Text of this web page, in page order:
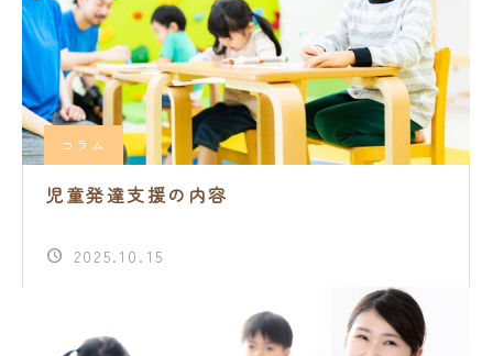
コラム
児童発達支援の内容
2025.10.15